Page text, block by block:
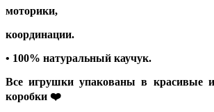
моторики,
координации.
• 100% натуральный каучук.
Все игрушки упакованы в красивые
коробки ❤️